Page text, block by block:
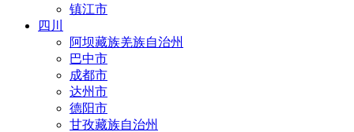
镇江市
四川
阿坝藏族羌族自治州
巴中市
成都市
达州市
德阳市
甘孜藏族自治州